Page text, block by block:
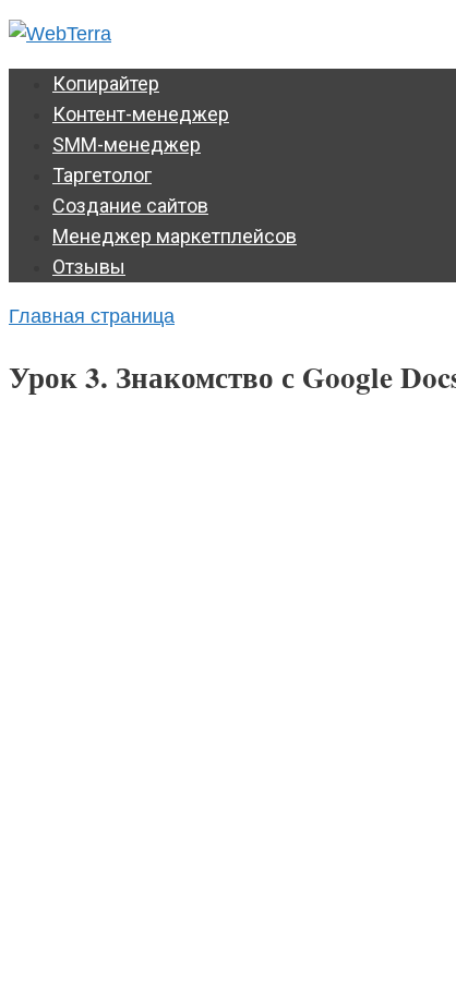
Перейти
контентуКопирайтер
Контент-менеджер
SMM-менеджер
Таргетолог
Создание сайтов
Менеджер маркетплейсов
Отзывы
Главная страница
Урок 3. Знакомство с Google